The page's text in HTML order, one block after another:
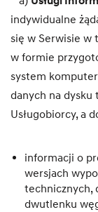
indywidualne
się w Serwisie w
w formie
system
danych na
Usługobiorcy, a
informacji o
wersjach
technicznych,
dwutlenku